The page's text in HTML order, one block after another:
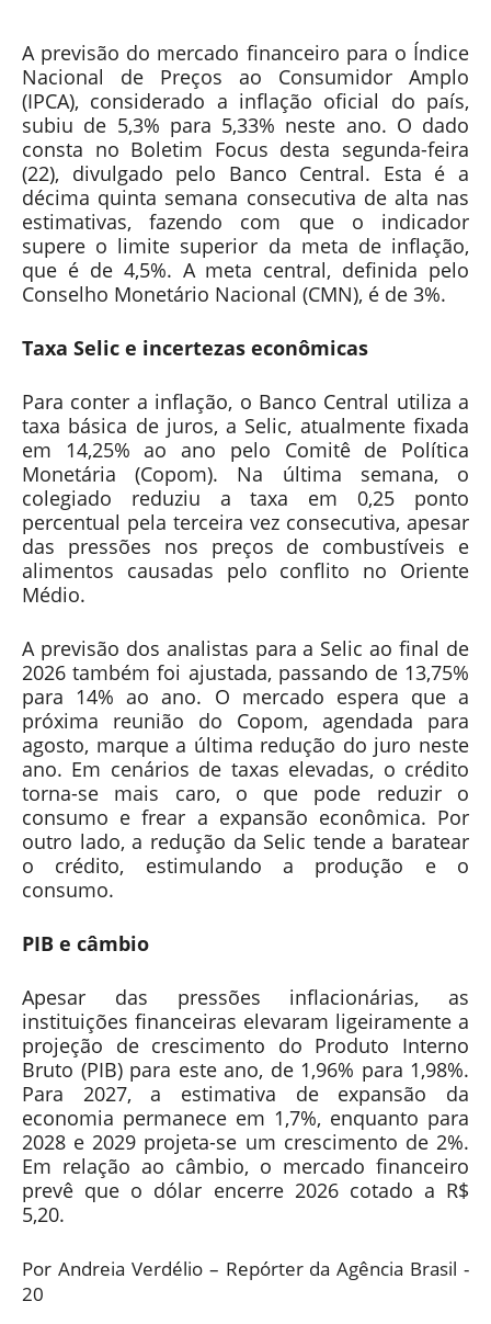
A previsão do mercado financeiro para o Índice
Nacional de Preços ao Consumidor Amplo
(IPCA), considerado a inflação oficial do país,
subiu de 5,3% para 5,33% neste ano. O dado
consta no Boletim Focus desta segunda-feira
(22), divulgado pelo Banco Central. Esta é a
décima quinta semana consecutiva de alta nas
estimativas, fazendo com que o indicador
supere o limite superior da meta de inflação,
que é de 4,5%. A meta central, definida pelo
Conselho Monetário Nacional (CMN), é de 3%.
Taxa Selic e incertezas econômicas
Para conter a inflação, o Banco Central utiliza a
taxa básica de juros, a Selic, atualmente fixada
em 14,25% ao ano pelo Comitê de Política
Monetária (Copom). Na última semana, o
colegiado reduziu a taxa em 0,25 ponto
percentual pela terceira vez consecutiva, apesar
das pressões nos preços de combustíveis e
alimentos causadas pelo conflito no Oriente
Médio.
A previsão dos analistas para a Selic ao final de
2026 também foi ajustada, passando de 13,75%
para 14% ao ano. O mercado espera que a
próxima reunião do Copom, agendada para
agosto, marque a última redução do juro neste
ano. Em cenários de taxas elevadas, o crédito
torna-se mais caro, o que pode reduzir o
consumo e frear a expansão econômica. Por
outro lado, a redução da Selic tende a baratear
o crédito, estimulando a produção e o
consumo.
PIB e câmbio
Apesar das pressões inflacionárias, as
instituições financeiras elevaram ligeiramente a
projeção de crescimento do Produto Interno
Bruto (PIB) para este ano, de 1,96% para 1,98%.
Para 2027, a estimativa de expansão da
economia permanece em 1,7%, enquanto para
2028 e 2029 projeta-se um crescimento de 2%.
Em relação ao câmbio, o mercado financeiro
prevê que o dólar encerre 2026 cotado a R$
5,20.
Por Andreia Verdélio – Repórter da Agência Brasil -
20